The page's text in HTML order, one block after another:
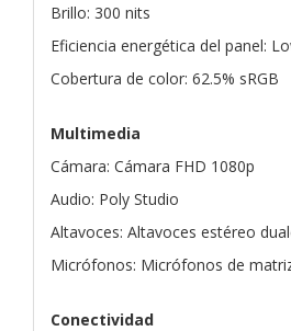
Brillo: 300 nits
Eficiencia energética del panel:
Cobertura de color: 62.5% sRGB
Multimedia
Cámara: Cámara FHD 1080p
Audio: Poly Studio
Altavoces: Altavoces estéreo
Micrófonos: Micrófonos de
Conectividad